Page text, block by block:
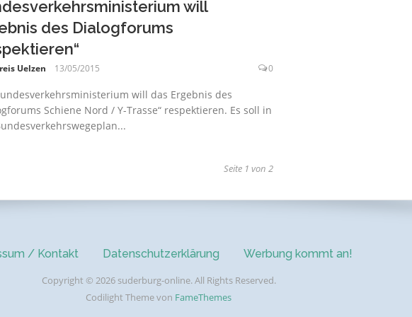
will
des Dialogforums
Uelzen 13/05/2015 0
will das Ergebnis des
Schiene Nord / Y-Trasse“ respektieren. Es soll in
Seite 1 von 2
/ Kontakt Datenschutzerklärung Werbung kommt an!
Copyright © 2026 suderburg-online. All Rights Reserved.
Codilight Theme von FameThemes